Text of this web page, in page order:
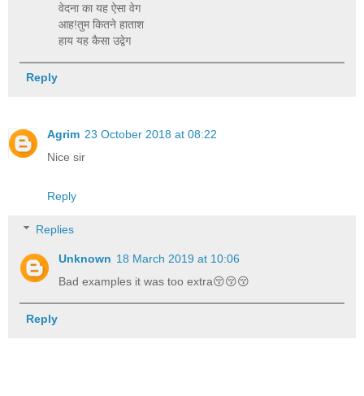
वेदना का यह ऐसा वेग
आह!तुम कितने हाताश
हाय यह कैसा उद्वेग
Reply
Agrim 23 October 2018 at 08:22
Nice sir
Reply
Replies
Unknown 18 March 2019 at 10:06
Bad examples it was too extra😚😚😚
Reply